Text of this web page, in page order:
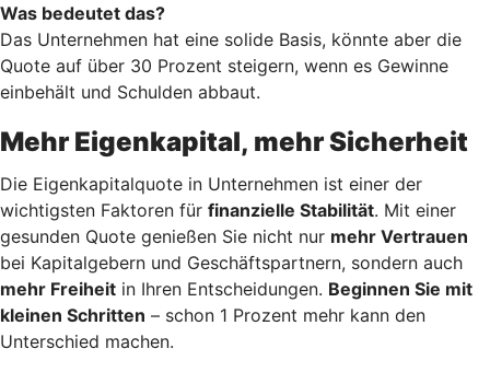
Was bedeutet das?
Das Unternehmen hat eine solide Basis, könnte aber die
Quote auf über 30 Prozent steigern, wenn es Gewinne
einbehält und Schulden abbaut.
Mehr Eigenkapital, mehr Sicherheit
Die Eigenkapitalquote in Unternehmen ist einer der
wichtigsten Faktoren für finanzielle Stabilität. Mit einer
gesunden Quote genießen Sie nicht nur mehr Vertrauen
bei Kapitalgebern und Geschäftspartnern, sondern auch
mehr Freiheit in Ihren Entscheidungen. Beginnen Sie mit
kleinen Schritten – schon 1 Prozent mehr kann den
Unterschied machen.